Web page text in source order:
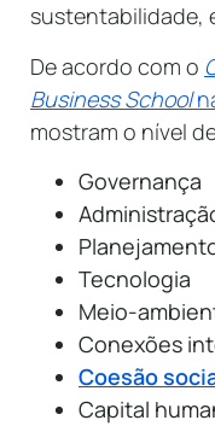
sustentabilidade,
De acordo com o
Business School
mostram o nível
Governança
Tecnologia
Meio-
Conexões
Coesão
Capital